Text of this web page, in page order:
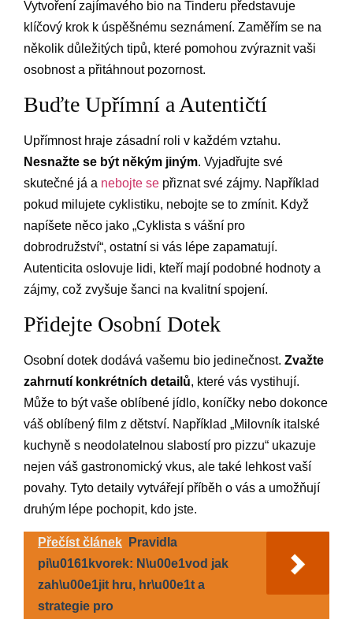
Vytvoření zajímavého bio na Tinderu představuje
klíčový krok k úspěšnému seznámení. Zaměřím se na
několik důležitých tipů, které pomohou zvýraznit vaši
osobnost a přitáhnout pozornost.
Buďte Upřímní a Autentičtí
Upřímnost hraje zásadní roli v každém vztahu.
Nesnažte se být někým jiným. Vyjadřujte své
skutečné já a nebojte se přiznat své zájmy. Například
pokud milujete cyklistiku, nebojte se to zmínit. Když
napíšete něco jako „Cyklista s vášní pro
dobrodružství“, ostatní si vás lépe zapamatují.
Autenticita oslovuje lidi, kteří mají podobné hodnoty a
zájmy, což zvyšuje šanci na kvalitní spojení.
Přidejte Osobní Dotek
Osobní dotek dodává vašemu bio jedinečnost. Zvažte
zahrnutí konkrétních detailů, které vás vystihují.
Může to být vaše oblíbené jídlo, koníčky nebo dokonce
váš oblíbený film z dětství. Například „Milovník italské
kuchyně s neodolatelnou slabostí pro pizzu“ ukazuje
nejen váš gastronomický vkus, ale také lehkost vaší
povahy. Tyto detaily vytvářejí příběh o vás a umožňují
druhým lépe pochopit, kdo jste.
Přečíst článek
Pravidla
pi\u0161kvorek: N\u00e1vod jak
zah\u00e1jit hru, hr\u00e1t a
strategie pro